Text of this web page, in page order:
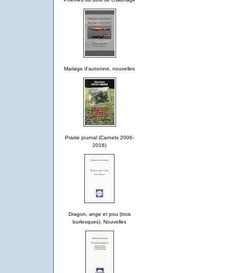
Mariage d'automne, nouvelles
Prairie journal (Carnets 2006-
2016)
Dragon, ange et pou (trois
burlesques). Nouvelles